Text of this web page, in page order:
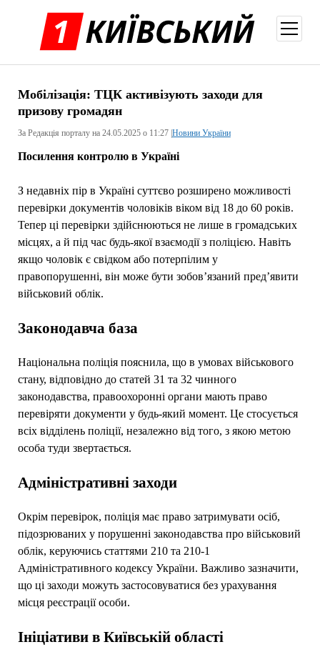
меню
Мобілізація: ТЦК активізують заходи для
призову громадян
За Редакція порталу на 24.05.2025 о 11:27 | Новини України
Посилення контролю в Україні
З недавніх пір в Україні суттєво розширено можливості
перевірки документів чоловіків віком від 18 до 60 років.
Тепер ці перевірки здійснюються не лише в громадських
місцях, а й під час будь-якої взаємодії з поліцією. Навіть
якщо чоловік є свідком або потерпілим у
правопорушенні, він може бути зобов’язаний пред’явити
військовий облік.
Законодавча база
Національна поліція пояснила, що в умовах військового
стану, відповідно до статей 31 та 32 чинного
законодавства, правоохоронні органи мають право
перевіряти документи у будь-який момент. Це стосується
всіх відділень поліції, незалежно від того, з якою метою
особа туди звертається.
Адміністративні заходи
Окрім перевірок, поліція має право затримувати осіб,
підозрюваних у порушенні законодавства про військовий
облік, керуючись статтями 210 та 210-1
Адміністративного кодексу України. Важливо зазначити,
що ці заходи можуть застосовуватися без урахування
місця реєстрації особи.
Ініціативи в Київській області